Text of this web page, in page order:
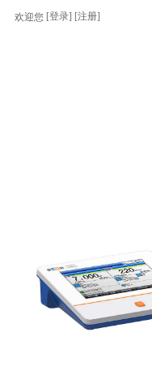
欢迎您 [登录] [注册]